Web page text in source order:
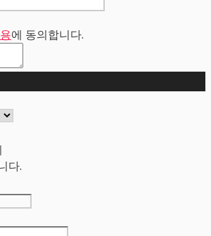
에 동의합니다.
다.